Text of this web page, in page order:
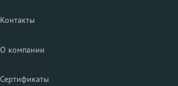
Контакты
О компании
Сертификаты